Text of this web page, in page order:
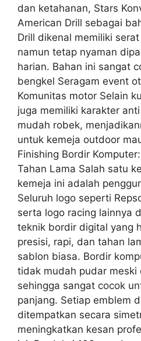
dan ketahanan, Stars
American Drill sebagai
Drill dikenal memiliki
namun tetap nyaman
harian. Bahan ini sangat
bengkel Seragam event
Komunitas motor Selain
juga memiliki karakter
mudah robek,
untuk kemeja outdoor
Finishing Bordir
Tahan Lama Salah satu
kemeja ini adalah
Seluruh logo seperti
serta logo racing lainnya
teknik bordir digital yang
presisi, rapi, dan tahan
sablon biasa. Bordir
tidak mudah pudar meski
sehingga sangat cocok
panjang. Setiap emblem
ditempatkan secara
meningkatkan kesan